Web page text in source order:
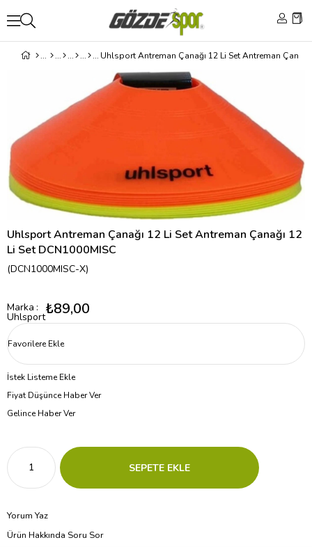
Uhlsport Antreman Çanağı 12 Li Set Antreman Çanağı 12
Li Set DCN1000MISC
(DCN1000MISC-X)
Marka :
Uhlsport₺89,00
Favorilere Ekle
İstek Listeme Ekle
Fiyat Düşünce Haber Ver
Gelince Haber Ver
Yorum Yaz
Ürün Hakkında Soru Sor